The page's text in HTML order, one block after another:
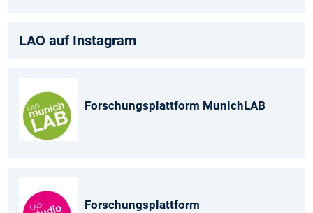
LAO auf Instagram
Forschungsplattform MunichLAB
Forschungsplattform